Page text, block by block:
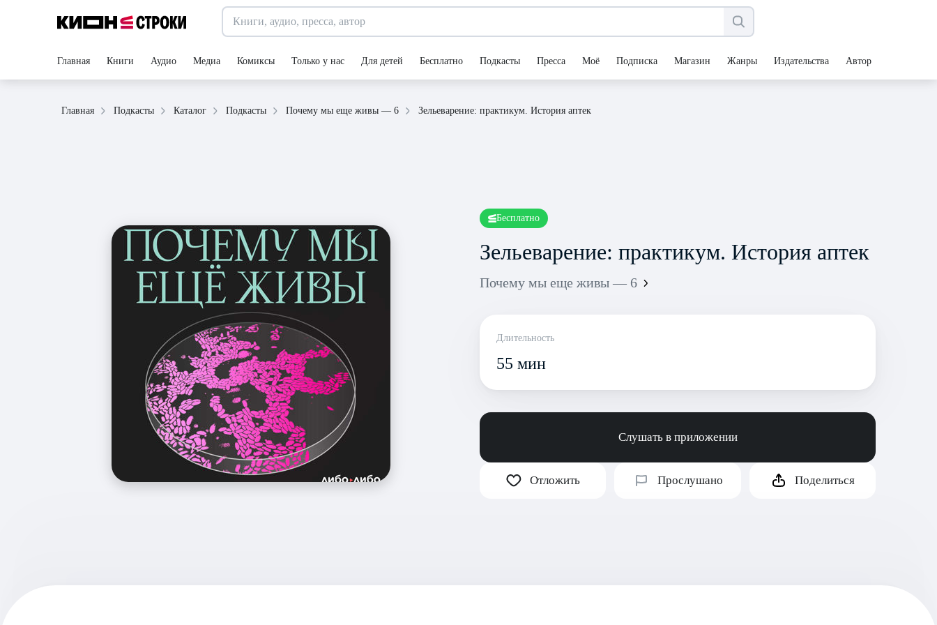
Главная Книги Аудио Медиа Комиксы Только у нас Для детей Бесплатно Подкасты Пресса Моё Подписка Магазин Жанры Издательства Авторы
Главная Подкасты Каталог Подкасты Почему мы еще живы — 6 Зельеварение: практикум. История аптек
Бесплатно
Зельеварение: практикум. История аптек
Почему мы еще живы — 6
Длительность
55 мин
Слушать в приложении
Отложить Прослушано Поделиться